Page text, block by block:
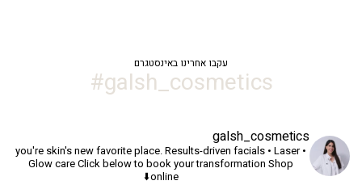
עקבו אחרינו באינסטגרם
galsh_cosmetics#
galsh_cosmetics
you're skin's new favorite place.Results-driven facials • Laser •
Glow careClick below to book your transformation Shop
online⬇️